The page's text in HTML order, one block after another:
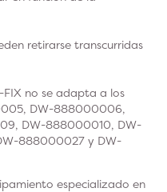
retirarse transcurridas
no se adapta a los
DW-888000006,
DW-888000010, DW-
888000027 y DW-
especializado en